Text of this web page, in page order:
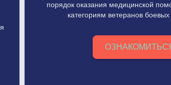
порядок оказания медицинской
категориям ветеранов боевых